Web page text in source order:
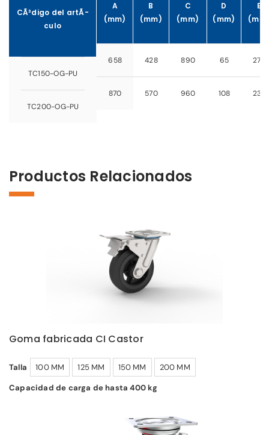
CÃ³digo del artÃ­
culo
TC150-OG-PU
TC200-OG-PU
A
(mm)
658
870
B
(mm)
428
570
C
(mm)
890
960
D
(mm)
65
108
E
270
235
Productos Relacionados
Goma fabricada CI Castor
Talla 100 MM 125 MM 150 MM
200 MM
Capacidad de carga de hasta 400 kg